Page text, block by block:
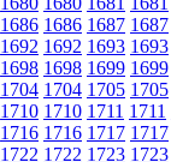
1686 1686 1687 1687
1692 1692 1693 1693
1698 1698 1699 1699
1704 1704 1705 1705
1710 1710 1711 1711
1716 1716 1717 1717
1722 1722 1723 1723